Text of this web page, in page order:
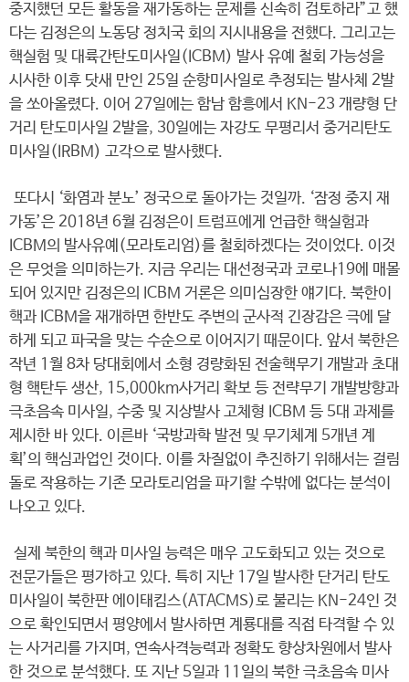
중지했던 모든 활동을 재가동하는 문제를 신속히 검토하라”고 했
다는 김정은의 노동당 정치국 회의 지시내용을 전했다. 그리고는
핵실험 및 대륙간탄도미사일(ICBM) 발사 유예 철회 가능성을
시사한 이후 닷새 만인 25일 순항미사일로 추정되는 발사체 2발
을 쏘아올렸다. 이어 27일에는 함남 함흥에서 KN-23 개량형 단
거리 탄도미사일 2발을, 30일에는 자강도 무평리서 중거리탄도
미사일(IRBM) 고각으로 발사했다.
또다시 ‘화염과 분노’ 정국으로 돌아가는 것일까. ‘잠정 중지 재
가동’은 2018년 6월 김정은이 트럼프에게 언급한 핵실험과
ICBM의 발사유예(모라토리엄)를 철회하겠다는 것이었다. 이것
은 무엇을 의미하는가. 지금 우리는 대선정국과 코로나19에 매몰
되어 있지만 김정은의 ICBM 거론은 의미심장한 얘기다. 북한이
핵과 ICBM을 재개하면 한반도 주변의 군사적 긴장감은 극에 달
하게 되고 파국을 맞는 수순으로 이어지기 때문이다. 앞서 북한은
작년 1월 8차 당대회에서 소형 경량화된 전술핵무기 개발과 초대
형 핵탄두 생산, 15,000km사거리 확보 등 전략무기 개발방향과
극초음속 미사일, 수중 및 지상발사 고체형 ICBM 등 5대 과제를
제시한 바 있다. 이른바 ‘국방과학 발전 및 무기체계 5개년 계
획’의 핵심과업인 것이다. 이를 차질없이 추진하기 위해서는 걸림
돌로 작용하는 기존 모라토리엄을 파기할 수밖에 없다는 분석이
나오고 있다.
실제 북한의 핵과 미사일 능력은 매우 고도화되고 있는 것으로
전문가들은 평가하고 있다. 특히 지난 17일 발사한 단거리 탄도
미사일이 북한판 에이태킴스(ATACMS)로 불리는 KN-24인 것
으로 확인되면서 평양에서 발사하면 계룡대를 직접 타격할 수 있
는 사거리를 가지며, 연속사격능력과 정확도 향상차원에서 발사
한 것으로 분석했다. 또 지난 5일과 11일의 북한 극초음속 미사